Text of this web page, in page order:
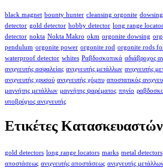
black magnet bounty hunter cleansing orgonite dowsing
detector gold detector hobby detector long range locator
detector nokta Nokta Makro okm orgonite dowsing
pendulum orgonite power orgonite rod orgonite rods
waterproof detector whites Ραβδοσκοπικά αδιάβροχος
ανιχνευτής ασφαλείας ανιχνευτής μετάλλων ανιχνευτής
ανιχνευτής χρυσού ανιχνευτής χόμπυ αποστατικός
μαγνήτης μετάλλων μαγνήτης ψαρέματος πηνίο
υποβρύχιος ανιχνευτής
Ετικέτες Κατασκευαστών
gold detectors long range locators marks metal detectors
αποστάσεως ανιχνευτής αποστάσεως ανιχνευτής μετάλλων